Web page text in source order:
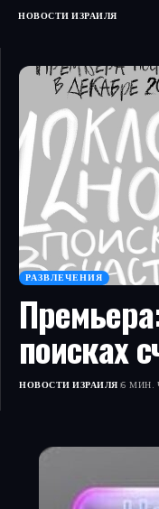
НОВОСТИ ИЗРАИЛЯ
РАЗВЛЕЧЕНИЯ
поисках
НОВОСТИ ИЗРАИЛЯ 6 МИН.